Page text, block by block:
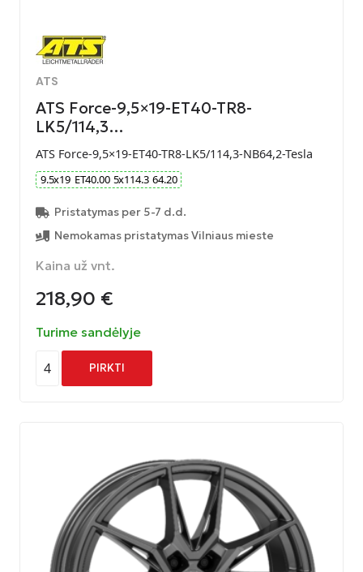
ATS
ATS Force-9,5×19-ET40-TR8-
LK5/114,3…
ATS Force-9,5×19-ET40-TR8-LK5/114,3-NB64,2-Tesla
9.5x19 ET40.00 5x114.3 64.20
Pristatymas per 5-7 d.d.
Nemokamas pristatymas Vilniaus mieste
Kaina už vnt.
218,90 €
Turime sandėlyje
4 PIRKTI